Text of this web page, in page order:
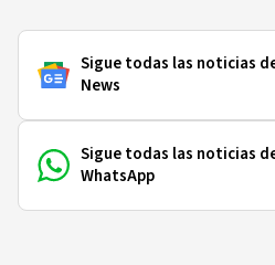
Sigue todas las noticias
News
Sigue todas las noticias
WhatsApp